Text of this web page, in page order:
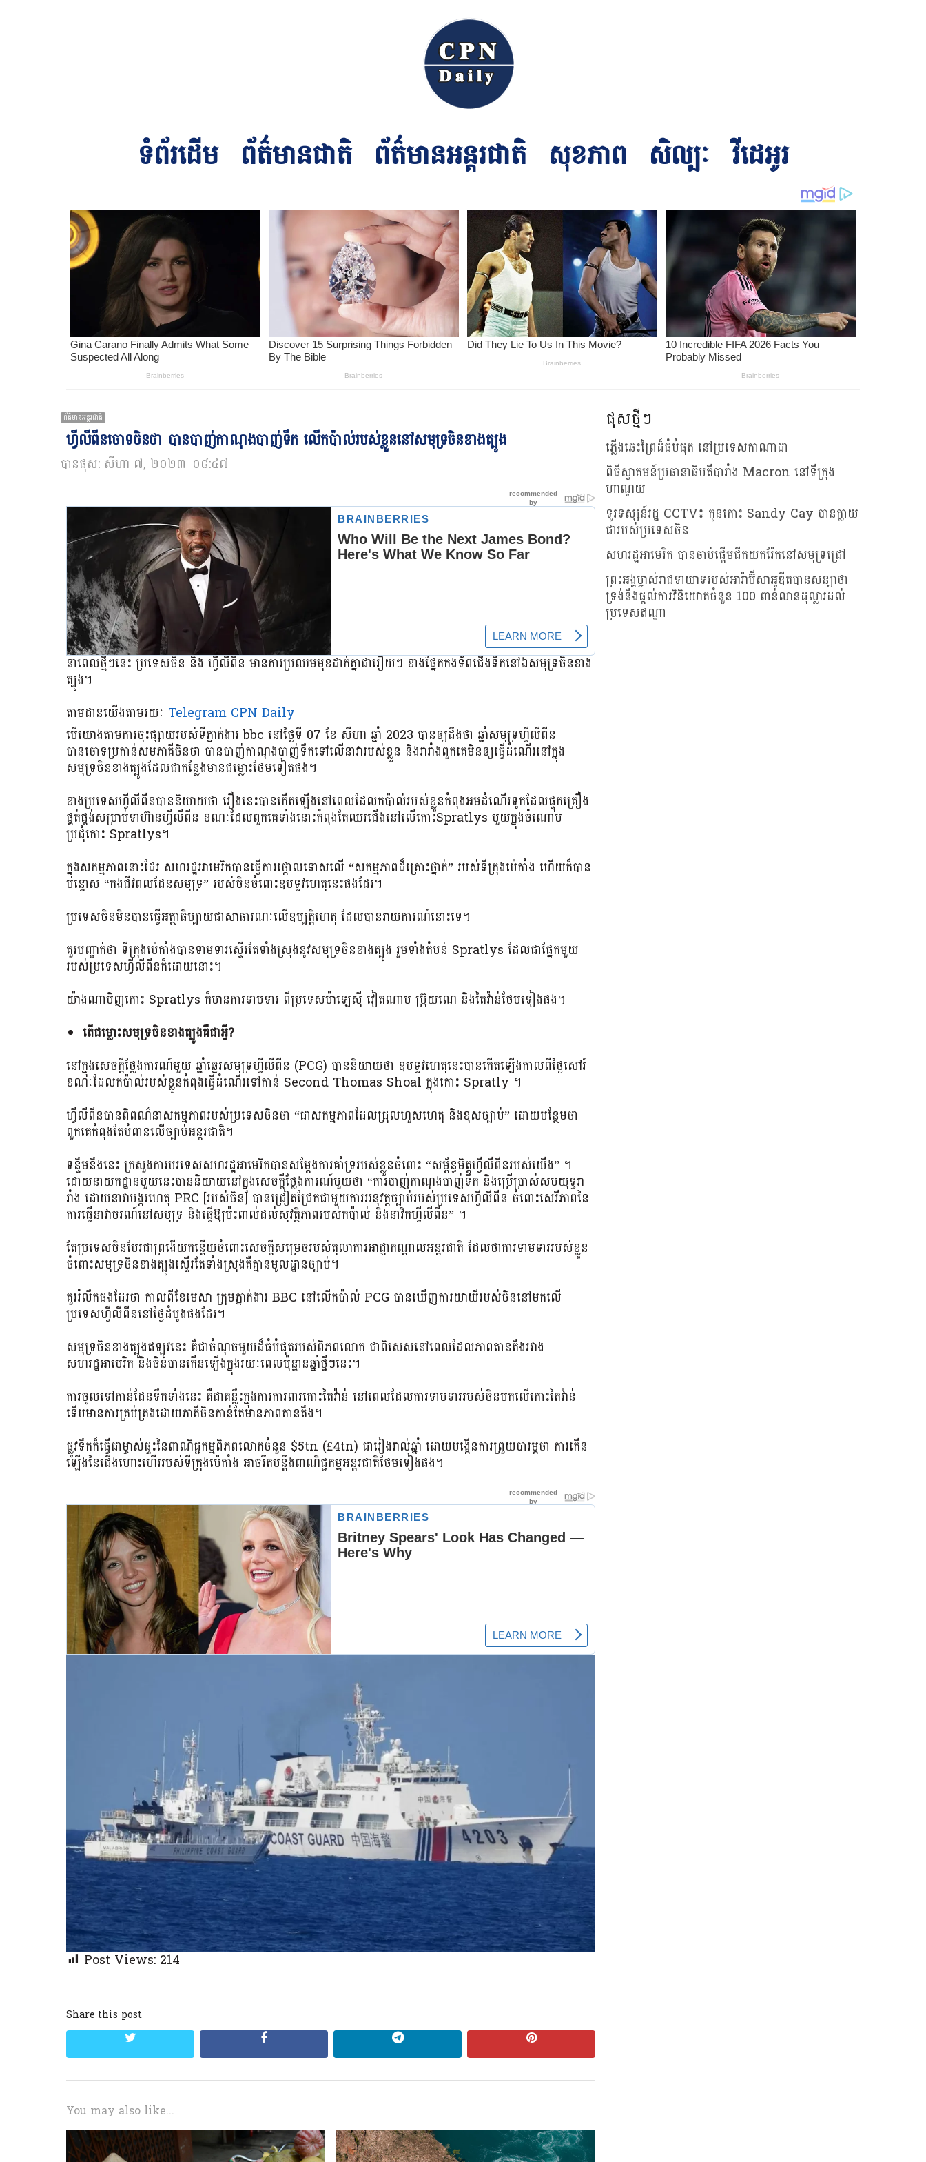
ទំព័រដើម ព័ត៌មានជាតិ ព័ត៌មានអន្ដរជាតិ សុខភាព សិល្បៈ វីដេអូរ
ព័ត៌មានអន្ដរជាតិ
ហ្វីលីពីន​ចោទ​ចិន​ថា បាន​បាញ់​កាណុង​បាញ់​ទឹក​ លើ​កប៉ាល់របស់ខ្លួន​នៅ​សមុទ្រ​ចិន​ខាង​ត្បូង
បានផុស: សីហា ៧, ២០២៣ ០៨:៤៧
នាពេលថ្មីៗនេះ ប្រទេសចិន និង ហ្វីលីពីន មាន​ការ​ប្រឈមមុខ​ដាក់គ្នា​ជារឿយៗ ខាងផ្នែកកងទ័ពជើងទឹកនៅឯសមុទ្រចិនខាង
ត្បូង។
តាមដានយើងតាមរយៈ Telegram CPN Daily
បើយោងតាមការចុះផ្សាយរបស់ទីភ្នាក់ងារ bbc នៅថ្ងៃទី 07 ខែ សីហា ឆ្នាំ 2023 បានឲ្យដឹងថា ឆ្មាំសមុទ្រហ្វីលីពីន
បានចោទប្រកាន់សមភាគីចិនថា បានបាញ់កាណុងបាញ់ទឹកទៅលើនាវារបស់ខ្លួន និងរារាំងពួកគេមិនឲ្យធ្វើដំណើរនៅក្នុង
សមុទ្រចិនខាងត្បូងដែលជាកន្លែងមានជម្លោះថែមទៀតផង។
ខាងប្រទេសហ្វីលីពីនបាននិយាយថា រឿងនេះបានកើតឡើងនៅពេលដែលកប៉ាល់របស់ខ្លួនកំពុងអមដំណើរទូកដែលផ្ទុកគ្រឿង
ផ្គត់ផ្គង់សម្រាប់ទាហ៊ានហ្វីលីពីន ខណៈដែលពួកគេទាំងនោះកំពុងតែឈរជើងនៅលើកោះSpratlys មួយក្នុងចំណោម
ប្រជុំកោះ Spratlys។
ក្នុងសកម្មភាពនោះដែរ សហរដ្ឋអាមេរិកបានធ្វើការថ្កោលទោសលើ “សកម្មភាពដ៏គ្រោះថ្នាក់” របស់ទីក្រុងប៉េកាំង ហើយក៏បាន
បន្ទោស “កងជីវពលដែនសមុទ្រ” របស់ចិនចំពោះឧបទ្ទវហេតុនេះផងដែរ។
ប្រទេស​ចិន​មិន​បាន​ធ្វើ​អត្ថាធិប្បាយ​ជា​សាធារណៈ​លើ​ឧប្បត្តិហេតុ​ ដែល​បាន​រាយការណ៍​នោះ​ទេ។
គួរបញ្ជាក់ថា ទីក្រុងប៉េកាំងបានទាមទារស្ទើរតែទាំងស្រុងនូវសមុទ្រចិនខាងត្បូង រួមទាំងតំបន់ Spratlys ដែលជាផ្នែកមួយ
របស់ប្រទេសហ្វីលីពីនក៏ដោយនោះ។
យ៉ាងណាមិញកោះ Spratlys ក៏មានការទាមទារ ពីប្រទេសម៉ាឡេស៊ី វៀតណាម ប្រ៊ុយណេ និងតៃវ៉ាន់ថែមទៀងផង។
តើជម្លោះសមុទ្រចិនខាងត្បូងគឺជាអ្វី?
នៅក្នុងសេចក្តីថ្លែងការណ៍មួយ ឆ្មាំឆ្នេរសមុទ្រហ្វីលីពីន (PCG) បាននិយាយថា ឧបទ្ទវហេតុនេះបានកើតឡើងកាលពីថ្ងៃសៅរ៍
ខណៈដែលកប៉ាល់របស់ខ្លួនកំពុងធ្វើដំណើរទៅកាន់ Second Thomas Shoal ក្នុងកោះ Spratly ។
ហ្វីលីពីនបានពិពណ៌នាសកម្មភាពរបស់ប្រទេសចិនថា “ជាសកម្មភាពដែលជ្រុលហួសហេតុ និងខុសច្បាប់” ដោយបន្ថែមថា
ពួកគេកំពុងតែបំពានលើច្បាប់អន្តរជាតិ។
ទន្ទឹមនឹងនេះ ក្រសួងការបរទេសសហរដ្ឋអាមេរិកបានសម្តែងការគាំទ្ររបស់ខ្លួនចំពោះ “សម្ព័ន្ធមិត្តហ្វីលីពីនរបស់យើង” ។
ដោយនាយកដ្ឋានមួយនេះបាននិយាយនៅក្នុងសេចក្តីថ្លែងការណ៍មួយថា “ការបាញ់កាណុងបាញ់ទឹក និងប្រើប្រាស់សមយុទ្ធរា
រាំង ដោយនាវាបង្ករហេតុ PRC [របស់ចិន] បានជ្រៀតជ្រែកជាមួយការអនុវត្តច្បាប់របស់ប្រទេសហ្វីលីពីន ចំពោះសេរីភាពនៃ
ការធ្វើនាវាចរណ៍នៅសមុទ្រ និងធ្វើឱ្យប៉ះពាល់ដល់សុវត្ថិភាពរបស់កប៉ាល់ និងនាវិកហ្វីលីពីន” ។
តែប្រទេសចិនបែរជាព្រងើយកន្តើយចំពោះសេចក្តីសម្រេចរបស់តុលាការអាជ្ញាកណ្តាលអន្តរជាតិ ដែលថាការទាមទាររបស់ខ្លួន
ចំពោះសមុទ្រចិនខាងត្បូងស្ទើរតែទាំងស្រុងគឺគ្មានមូលដ្ឋានច្បាប់។
គួររំលឹកផងដែរថា កាលពីខែមេសា ក្រុមភ្នាក់ងារ BBC នៅលើកប៉ាល់ PCG បានឃើញការយាយីរបស់ចិននៅមកលើ
ប្រទេសហ្វីលីពីននៅថ្ងៃដំបូងផងដែរ។
សមុទ្រចិនខាងត្បូងឥឡូវនេះ គឺជាចំណុចមួយដ៏ធំបំផុតរបស់ពិភពលោក ជាពិសេសនៅពេលដែលភាពតានតឹងរវាង
សហរដ្ឋអាមេរិក និងចិនបានកើនឡើងក្នុងរយៈពេលប៉ុន្មានឆ្នាំថ្មីៗនេះ។
ការចូលទៅកាន់ដែនទឹកទាំងនេះ គឺជាគន្លឹះក្នុងការការពារកោះតៃវ៉ាន់ នៅពេលដែលការទាមទាររបស់ចិនមកលើកោះតៃវ៉ាន់
ទើបមានការគ្រប់គ្រងដោយភាគីចិនកាន់តែមានភាពតានតឹង។
ផ្លូវទឹកក៏ធ្វើជាម្ចាស់ផ្ទះនៃពាណិជ្ជកម្មពិភពលោកចំនួន $5tn (£4tn) ជារៀងរាល់ឆ្នាំ ដោយបង្កើនការព្រួយបារម្ភថា ការកើន
ឡើងនៃជើងហោះហើររបស់ទីក្រុងប៉េកាំង អាចរឹតបន្តឹងពាណិជ្ជកម្មអន្តរជាតិថែមទៀងផង។
Post Views:214
Share this post
twitter facebook Telegram pinterest
You may also like...
ផុសថ្មីៗ
ភ្លើងឆេះព្រៃដ៏ធំបំផុត នៅប្រទេសកាណាដា
ពិធីស្វាគមន៍ប្រធានាធិបតីបារាំង Macron នៅទីក្រុង
ហាណូយ
ទូរទស្សន៍រដ្ឋ CCTV៖ កូនកោះ Sandy Cay បានក្លាយ
ជារបស់ប្រទេសចិន
សហរដ្ឋអាមេរិក បានចាប់ផ្តើមជីកយករ៉ែកនៅសមុទ្រជ្រៅ
ព្រះអង្គម្ចាស់រាជទាយាទរបស់អារ៉ាប៊ីសាអូឌីតបានសន្យាថា
ទ្រង់នឹងផ្តល់ការវិនិយោគចំនួន 100 ពាន់លានដុល្លារដល់
ប្រទេសឥណ្ឌា